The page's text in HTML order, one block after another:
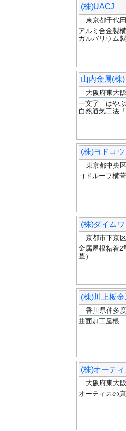
(株)UACJ
東京都千代
アルミ合金製
ガルバリウム
山内金属(株)
大阪府東大
一文字「はや
自然通気工法
(株)ヨドコウ
東京都中央
ヨドルーフ横
(株)ダイムワ
京都市下京
金属屋根粘着2
葺）
(株)川上板
香川県仲多
曲面加工屋根
(株)オーティ
大阪府東大
オーティスの